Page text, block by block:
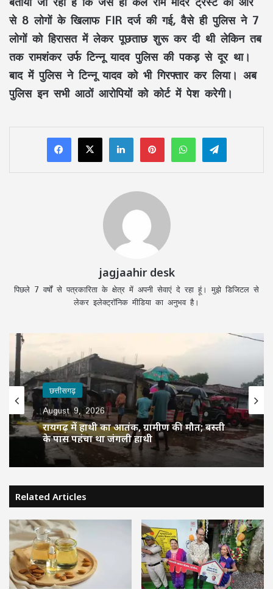
से 8 लोगों के खिलाफ FIR दर्ज की गई, वैसे ही पुलिस ने 7
लोगों को हिरासत में लेकर पूछताछ शुरू कर दी थी लेकिन तब
तक रामशंकर उर्फ टिन्नू यादव पुलिस की पकड़ से दूर था।
बाद में पुलिस ने टिन्नू यादव को भी गिरफ्तार कर लिया। अब
पुलिस इन सभी आठों आरोपियों को कोर्ट में पेश करेगी।
LinkedInPinterestWhatsAppTelegram
jagjaahir desk
पिछले 7 वर्षों से पत्रकारिता के क्षेत्र में अपनी सेवाएं दे रहा हूं। मुझे डिजिटल से
लेकर इलेक्ट्रॉनिक मीडिया का अनुभव है।
छत्तीसगढ़
August 9, 2026
रायगढ़ में हाथी का आतंक, ग्रामीण की मौत; बस्ती
के पास पहुंचा था जंगली हाथी
Related Articles